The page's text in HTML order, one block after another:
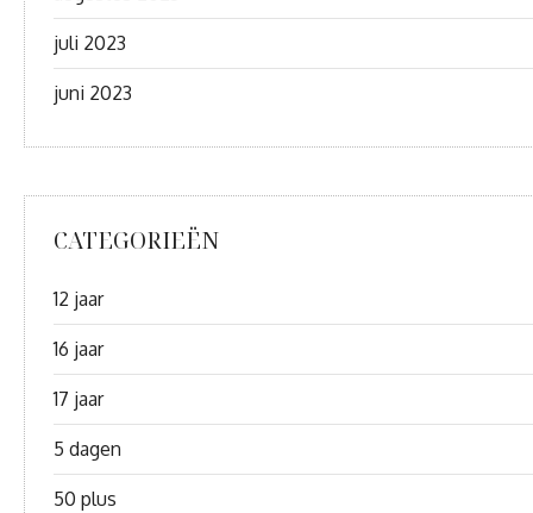
juli 2023
juni 2023
CATEGORIEËN
12 jaar
16 jaar
17 jaar
5 dagen
50 plus